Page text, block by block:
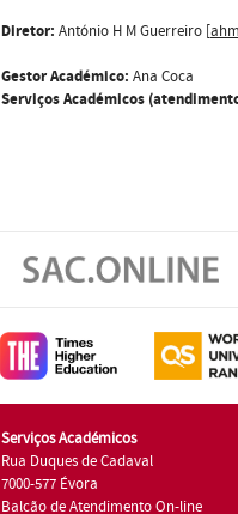
Diretor: António H M Guerreiro [
Gestor Académico: Ana Coca
Serviços Académicos
Serviços Académicos
Rua Duques de Cadaval
7000-577 Évora
Balcão de Atendimento On-line